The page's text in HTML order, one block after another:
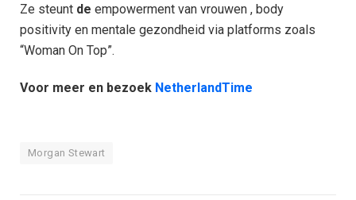
Ze steunt de empowerment van vrouwen , body
positivity en mentale gezondheid via platforms zoals
“Woman On Top”.
Voor meer en bezoek NetherlandTime
Morgan Stewart